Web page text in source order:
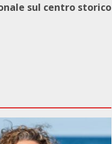
sul centro storico